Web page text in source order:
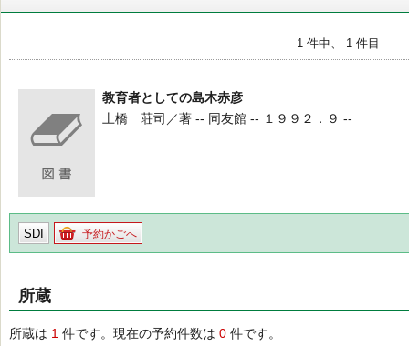
1 件中、 1 件目
教育者としての島木赤彦
土橋 荘司／著 -- 同友館 -- １９９２．９ --
SDI 予約かごへ
所蔵
所蔵は 1 件です。現在の予約件数は 0 件です。